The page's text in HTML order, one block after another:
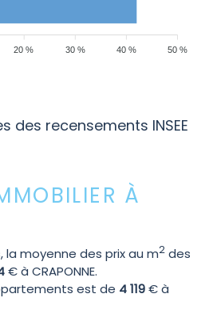
50 %
40 %
30 %
20 %
des recensements INSEE
À
la moyenne des prix au m2 des
€ à CRAPONNE.
est de 4 119€ à